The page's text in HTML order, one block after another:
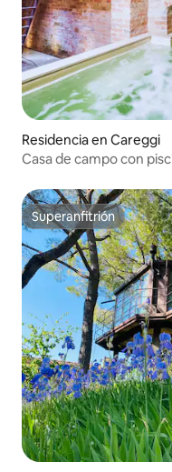
Residencia en Careggi
Casa de campo con
Superanfitrión
Superanfitrión